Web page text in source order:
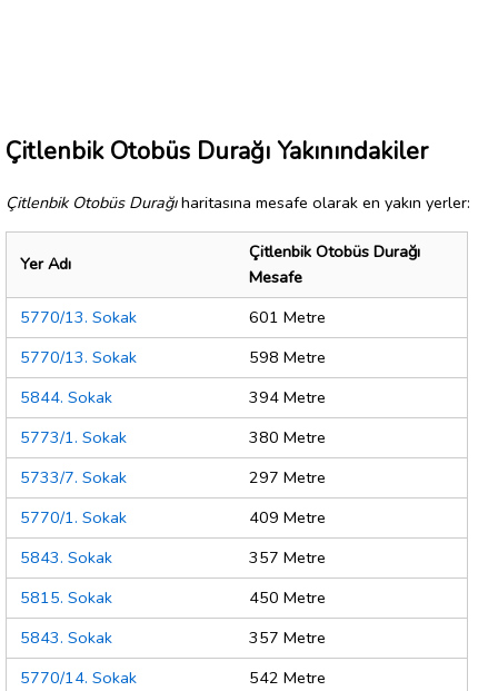
Çitlenbik Otobüs Durağı Yakınındakiler
Çitlenbik Otobüs Durağıharitasına mesafe olarak en yakın yerler:
Yer Adı
Çitlenbik Otobüs Durağı
Mesafe
5770/13. Sokak
601 Metre
5770/13. Sokak
598 Metre
5844. Sokak
394 Metre
5773/1. Sokak
380 Metre
5733/7. Sokak
297 Metre
5770/1. Sokak
409 Metre
5843. Sokak
357 Metre
5815. Sokak
450 Metre
5843. Sokak
357 Metre
5770/14. Sokak
542 Metre